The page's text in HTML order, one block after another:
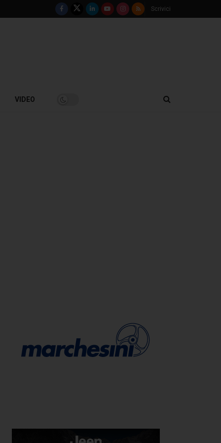
Scrivici
VIDEO